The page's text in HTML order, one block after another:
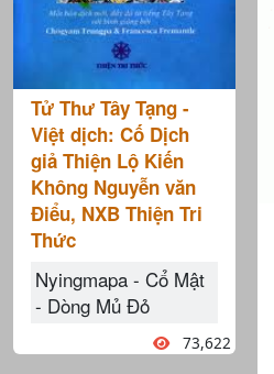
Tử Thư Tây Tạng -
Việt dịch: Cố Dịch
giả Thiện Lộ Kiến
Không Nguyễn văn
Điểu, NXB Thiện Tri
Thức
Nyingmapa - Cổ Mật
- Dòng Mủ Đỏ
73,622